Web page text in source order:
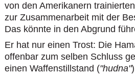
von den Amerikanern
zur Zusammenarbeit mit der
Das könnte in den Abgrund
Er hat nur einen Trost: Die
offenbar zum selben Schluss
einen Waffenstillstand ("hudna"